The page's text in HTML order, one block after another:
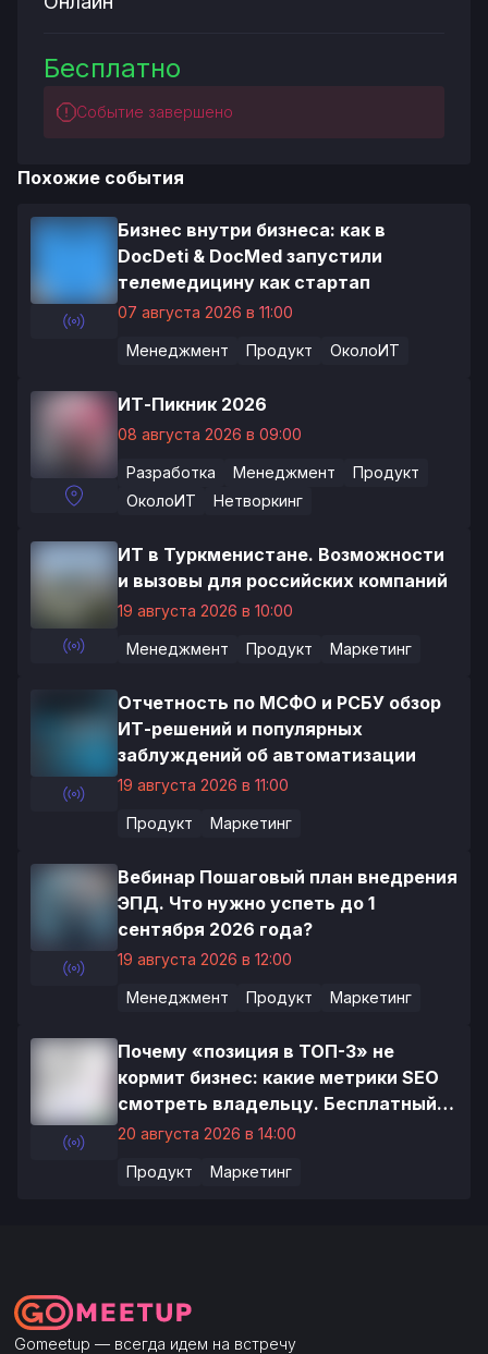
Бесплатно
Событие завершено
Похожие события
Бизнес внутри бизнеса: как в
DocDeti & DocMed запустили
телемедицину как стартап
07 августа 2026 в 11:00
Менеджмент Продукт ОколоИТ
ИТ-Пикник 2026
08 августа 2026 в 09:00
Разработка Менеджмент
Продукт
ОколоИТ
Нетворкинг
ИТ в Туркменистане. Возможности
и вызовы для российских компаний
19 августа 2026 в 10:00
Менеджмент Продукт Маркетинг
Отчетность по МСФО и РСБУ обзор
ИТ-решений и популярных
заблуждений об автоматизации
19 августа 2026 в 11:00
Продукт Маркетинг
Вебинар Пошаговый план внедрения
ЭПД. Что нужно успеть до 1
сентября 2026 года?
19 августа 2026 в 12:00
Менеджмент Продукт Маркетинг
Почему «позиция в ТОП-3» не
кормит бизнес: какие метрики SEO
смотреть владельцу. Бесплатный
вебинар.
20 августа 2026 в 14:00
Продукт Маркетинг
Gomeetup — всегда идем на встречу